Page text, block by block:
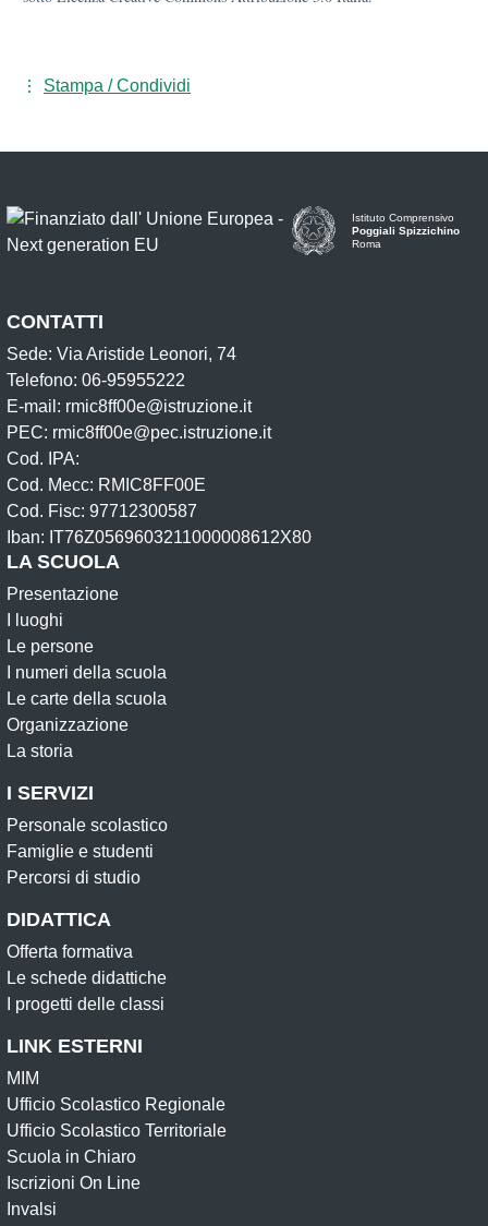
Stampa / Condividi
Istituto Comprensivo
Poggiali Spizzichino
Roma
CONTATTI
Sede: Via Aristide Leonori, 74
Telefono: 06-95955222
E-mail: rmic8ff00e@istruzione.it
PEC: rmic8ff00e@pec.istruzione.it
Cod. IPA:
Cod. Mecc: RMIC8FF00E
Cod. Fisc: 97712300587
Iban: IT76Z0569603211000008612X80
LA SCUOLA
Presentazione
I luoghi
Le persone
I numeri della scuola
Le carte della scuola
Organizzazione
La storia
I SERVIZI
Personale scolastico
Famiglie e studenti
Percorsi di studio
DIDATTICA
Offerta formativa
Le schede didattiche
I progetti delle classi
LINK ESTERNI
MIM
Ufficio Scolastico Regionale
Ufficio Scolastico Territoriale
Scuola in Chiaro
Iscrizioni On Line
Invalsi